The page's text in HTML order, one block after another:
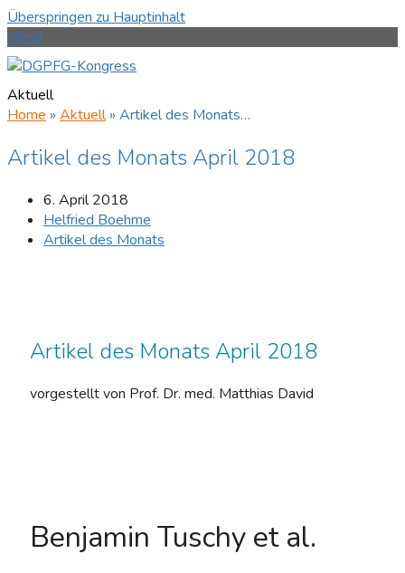
Überspringen zu Hauptinhalt
Menü
Aktuell
Home » Aktuell» Artikel des Monats…
Artikel des Monats April 2018
6. April 2018
Helfried Boehme
Artikel des Monats
Artikel des Monats April 2018
vorgestellt von Prof. Dr. med. Matthias David
Benjamin Tuschy et al.